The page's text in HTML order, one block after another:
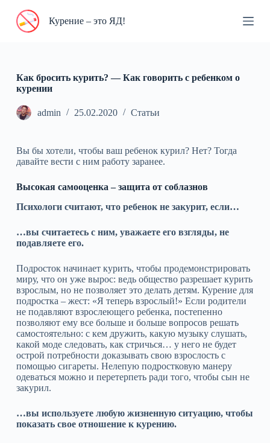
П
и
к
у
Курение – это ЯД!
Как бросить курить? — Как говорить с ребенком о
курении
admin 25.02.2020 Статьи
Вы бы хотели, чтобы ваш ребенок курил? Нет? Тогда
давайте вести с ним работу заранее.
Высокая самооценка – защита от соблазнов
Психологи считают, что ребенок не закурит, если…
…вы считаетесь с ним, уважаете его взгляды, не
подавляете его.
Подросток начинает курить, чтобы продемонстрировать
миру, что он уже вырос: ведь общество разрешает курить
взрослым, но не позволяет это делать детям. Курение для
подростка – жест: «Я теперь взрослый!» Если родители
не подавляют взрослеющего ребенка, постепенно
позволяют ему все больше и больше вопросов решать
самостоятельно: с кем дружить, какую музыку слушать,
какой моде следовать, как стричься… у него не будет
острой потребности доказывать свою взрослость с
помощью сигареты. Нелепую подростковую манеру
одеваться можно и перетерпеть ради того, чтобы сын не
закурил.
…вы используете любую жизненную ситуацию, чтобы
показать свое отношение к курению.